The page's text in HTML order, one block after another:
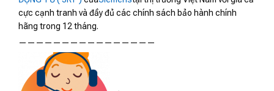
cực cạnh tranh và đầy đủ các chính sách bảo hành chính
hãng trong 12 tháng.
————————————————